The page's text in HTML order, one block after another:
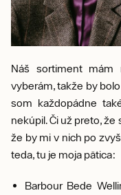
Náš sortiment mám
vyberám, takže by
som každopádne
nekúpil. Či už preto,
že by mi v nich po
teda, tu je moja pätica:
Barbour Bede